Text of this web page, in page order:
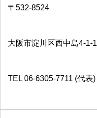
〒532-8524
大阪市淀川区西中島4-1-1
TEL 06-6305-7711 (代表)